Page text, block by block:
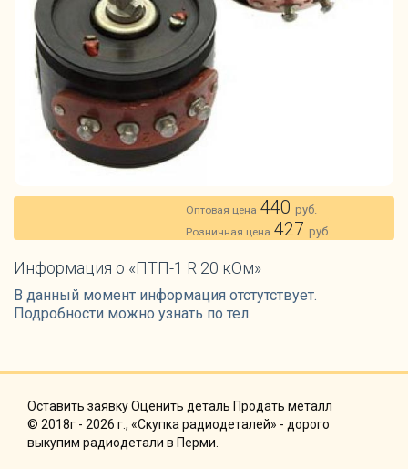
Оптовая цена 440руб.
Розничная цена 427руб.
Информация о «ПТП-1 R 20 кОм»
В данный момент информация отстутствует.
Подробности можно узнать по тел.
Оставить заявкуОценить деталь Продать металл
© 2018г - 2026 г., «Скупка радиодеталей» - дорого
выкупим радиодетали в Перми.